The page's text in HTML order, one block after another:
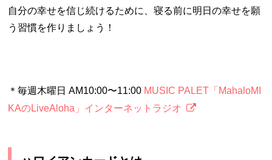
自分の幸せを信じ続けるために、寝る前に明日の幸せを願
う習慣を作りましょう！
＊毎週木曜日 AM10:00〜11:00 MUSIC PALET「MahaloMI
KAのLiveAloha」インターネットラジオ